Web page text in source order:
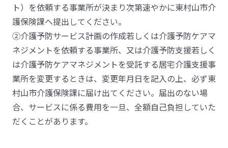
ト）を依頼する事業所が決まり次第速やかに東村山市介
護保険課へ提出してください。
②介護予防サービス計画の作成若しくは介護予防ケアマ
ネジメントを依頼する事業所、又は介護予防支援若しく
は介護予防ケアマネジメントを受託する居宅介護支援事
業所を変更するときは、変更年月日を記入の上、必ず東
村山市介護保険課に届け出てください。届出のない場
合、サービスに係る費用を一旦、全額自己負担していた
だくことがあります。